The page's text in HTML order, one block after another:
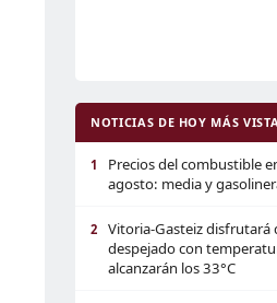
NOTICIAS DE HOY MÁS
1
Precios del combustible
agosto: media y
2
Vitoria-Gasteiz disfrutará
despejado con
alcanzarán los 33°C